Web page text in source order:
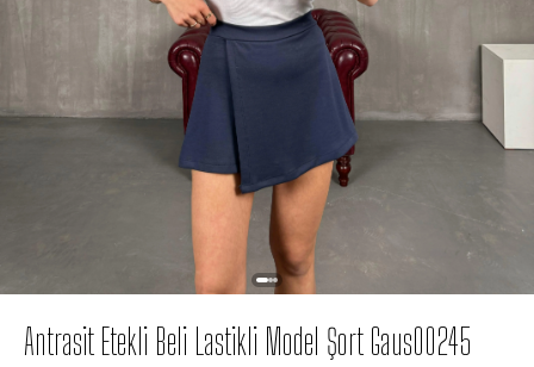
Antrasit Etekli Beli Lastikli Model Şort Gaus00245